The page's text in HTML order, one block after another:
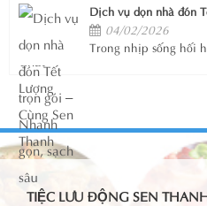
Dịch vụ dọn nhà đón
04/02/2026
Trong nhịp sống hối
TIỆC LƯU ĐỘNG SEN